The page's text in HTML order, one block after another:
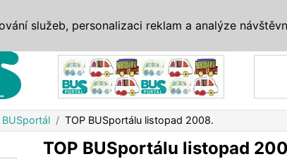
BUSportál TOP BUSportálu listopad 2008.
TOP BUSportálu listopad
služeb, personalizaci reklam a analýze